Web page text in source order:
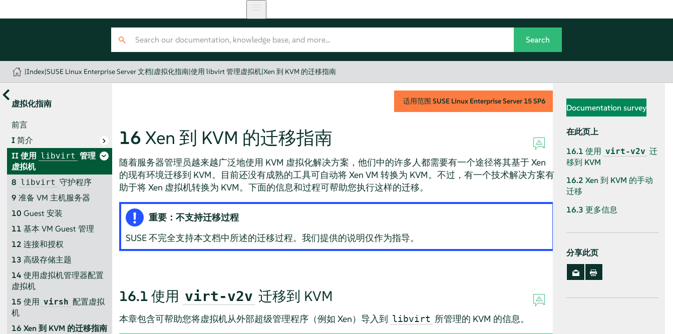
|Index|SUSE Linux Enterprise Server 文档|虚拟化指南|使用 libvirt 管理虚拟机|Xen 到 KVM 的迁移指南
虚拟化指南
前言
I简介
II使用 libvirt 管理
虚拟机
8 libvirt 守护程序
9 准备 VM 主机服务器
10 Guest 安装
11 基本 VM Guest 管理
12 连接和授权
13 高级存储主题
14 使用虚拟机管理器配置
虚拟机
15 使用 virsh 配置虚拟
机
16 Xen 到 KVM 的迁移指南
适用范围 SUSE Linux Enterprise Server 15 SP6
16 Xen 到 KVM 的迁移指南
随着服务器管理员越来越广泛地使用 KVM 虚拟化解决方案，他们中的许多人都需要有一个途径将其基于 Xen
的现有环境迁移到 KVM。目前还没有成熟的工具可自动将 Xen VM 转换为 KVM。不过，有一个技术解决方案有
助于将 Xen 虚拟机转换为 KVM。下面的信息和过程可帮助您执行这样的迁移。
重要：不支持迁移过程
SUSE 不完全支持本文档中所述的迁移过程。我们提供的说明仅作为指导。
16.1 使用 virt-v2v 迁移到 KVM
本章包含可帮助您将虚拟机从外部超级管理程序（例如 Xen）导入到 libvirt 所管理的 KVM 的信息。
Documentation survey
在此页上
16.1 使用 virt-v2v 迁
移到 KVM
16.2 Xen 到 KVM 的手动
迁移
16.3 更多信息
分享此页